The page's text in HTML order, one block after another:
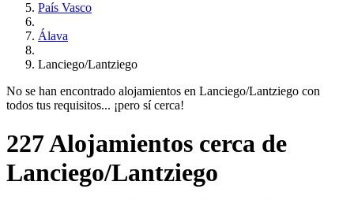
País Vasco
Álava
Lanciego/Lantziego
No se han encontrado alojamientos en Lanciego/Lantziego con
todos tus requisitos... ¡pero sí cerca!
227 Alojamientos cerca de
Lanciego/Lantziego